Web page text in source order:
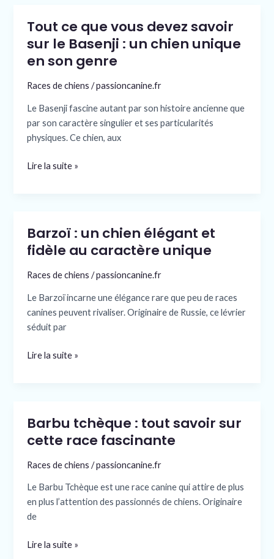
Tout ce que vous devez savoir
sur le Basenji : un chien unique
en son genre
Races de chiens /passioncanine.fr
Le Basenji fascine autant par son histoire ancienne que
par son caractère singulier et ses particularités
physiques. Ce chien, aux
Tout
ce
vous
devez
sur
le
Basenji
un
son
genre
Lire la suite »
Barzoï : un chien élégant et
fidèle au caractère unique
Races de chiens /passioncanine.fr
Le Barzoï incarne une élégance rare que peu de races
canines peuvent rivaliser. Originaire de Russie, ce lévrier
séduit par
Barzoï
:
chien
Lire la suite »
Barbu tchèque : tout savoir sur
cette race fascinante
Races de chiens /passioncanine.fr
Le Barbu Tchèque est une race canine qui attire de plus
en plus l’attention des passionnés de chiens. Originaire
de
Barbu
tchèque
tout
cette
fascinante
Lire la suite »